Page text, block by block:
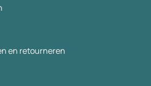
en retourneren